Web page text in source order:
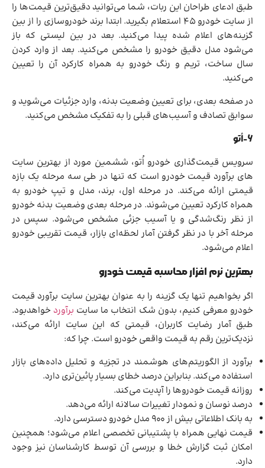
طبق ادعای طراحان این ربات، شما می‌توانید دقیق‌ترین قیمت‌ها را
از سایت خودرو 45 استعلام بگیرید. ابتدا برند خودروسازی را از بین
گزینه‌های اعلام شده پیدا می‌کنید. بعد در بین لیستی که باز
می‌شود مدل دقیق خودرو را مشخص می‌کنید. بعد از وارد کردن
سال ساخت، تریم و رنگ خودرو به همراه کارکرد آن را تعیین
می‌کنید.
در صفحه بعدی، برای تعیین وضعیت بدنه، وارد جزئیات می‌شوید و
سوابق تصادف و آسیب‌های قبلی را به تفکیک مشخص می‌کنید.
6-اُتو
سرویس قیمت‌گذاری خودرو اُتو، ششمین مورد از بهترین سایت
های برآورد قیمت خودرو است که تنها در طی سه مرحله یک بازه
قیمتی ارائه می‌کند. در مرحله اول، برند، مدل و تیپ خودرو به
همراه کارکرد تعیین می‌شوند. در مرحله بعدی وضعیت بدنه خودرو
از نظر رنگ‌شدگی و یا آسیب جزئی مشخص می‌شود. سپس در
مرحله آخر با در نظر گرفتن آمار لحظه‌ای بازار، قیمت تقریبی خودرو
اعلام می‌شود.
بهترین نرم افزار محاسبه قیمت خودرو
اگر بخواهیم تنها یک گزینه را به عنوان بهترین سایت برآورد قیمت
خودرو معرفی کنیم، بدون شک انتخاب ما سایت برآورد خواهدبود.
طبق آمار رضایت کاربران، قیمتی که این سایت ارائه می‌کند،
نزدیک‌ترین رقم به قیمت واقعی خودرو است. چرا که:
برآورد از الگوریتم‌های هوشمند در تجزیه و تحلیل داده‌های بازار
استفاده می‌کند. بنابراین درصد خطای بسیار پائین‌تری دارد.
روزانه قیمت خودروها را آپدیت می‌کند.
درصد نوسان و نمودار تغییرات سالانه ارائه می‌دهد.
به بانک اطلاعاتی بیش از 900 مدل خودرو دسترسی دارد.
قیمت نهایی همراه با پشتیبانی تخصصی اعلام می‌شود؛ همچنین
امکان ثبت گزارش خطا و بررسی آن توسط کارشناسان نیز وجود
دارد.